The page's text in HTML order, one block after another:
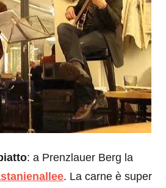
: a Prenzlauer Berg la
. La carne è super